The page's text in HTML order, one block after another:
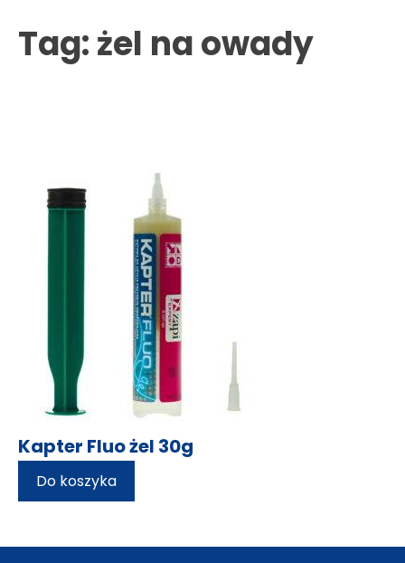
Tag:żel na owady
Kapter Fluo żel 30g
Do koszyka